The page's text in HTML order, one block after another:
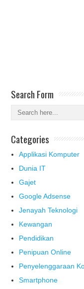
Search Form
Categories
Applikasi Komputer
Dunia IT
Gajet
Google Adsense
Jenayah Teknologi
Kewangan
Pendidikan
Penipuan Online
Penyelenggaraan
Smartphone